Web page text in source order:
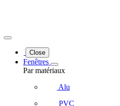
Close
Fenêtres
Par matériaux
Alu
PVC